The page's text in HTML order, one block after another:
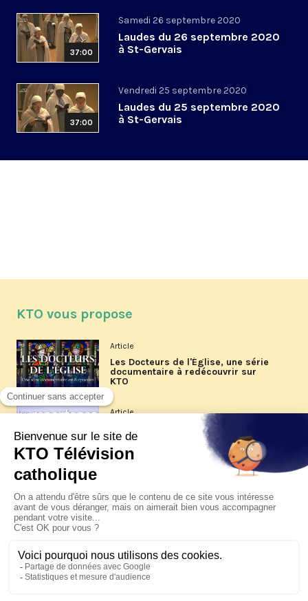
37:00
Samedi 26 septembre 2020
Laudes du 26 septembre 2020
à St-Gervais
37:00
Vendredi 25 septembre 2020
Laudes du 25 septembre 2020
à St-Gervais
KTO vous propose
Article
Les Docteurs de l'Église, une série
documentaire à redécouvrir sur
KTO
Article
Les reportages d'été 2026 de KTO
La visite pastorale du pape Léon
XIV à Assise à suivre sur KTO le
jeudi 6 août
Le pape en Uruguay, Argentine et
Pérou du 6 au 17 novembre 2026